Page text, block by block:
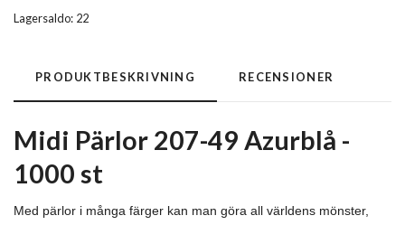
Lagersaldo: 22
PRODUKTBESKRIVNING RECENSIONER
Midi Pärlor 207-49 Azurblå -
1000 st
Med pärlor i många färger kan man göra all världens mönster,